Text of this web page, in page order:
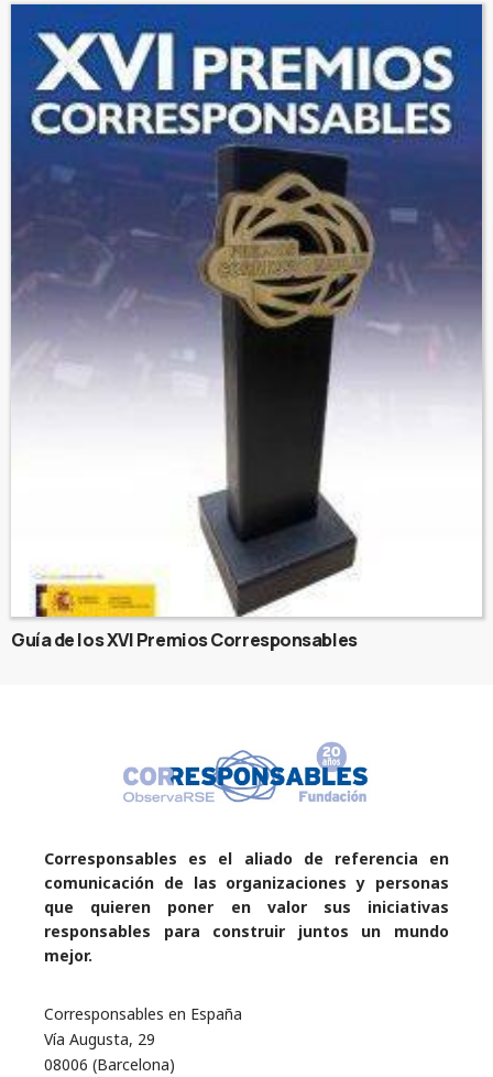
Guía de los XVI Premios Corresponsables
Corresponsables es el aliado de referencia en
comunicación de las organizaciones y personas
que quieren poner en valor sus iniciativas
responsables para construir juntos un mundo
mejor.
Corresponsables en España
Vía Augusta, 29
08006 (Barcelona)